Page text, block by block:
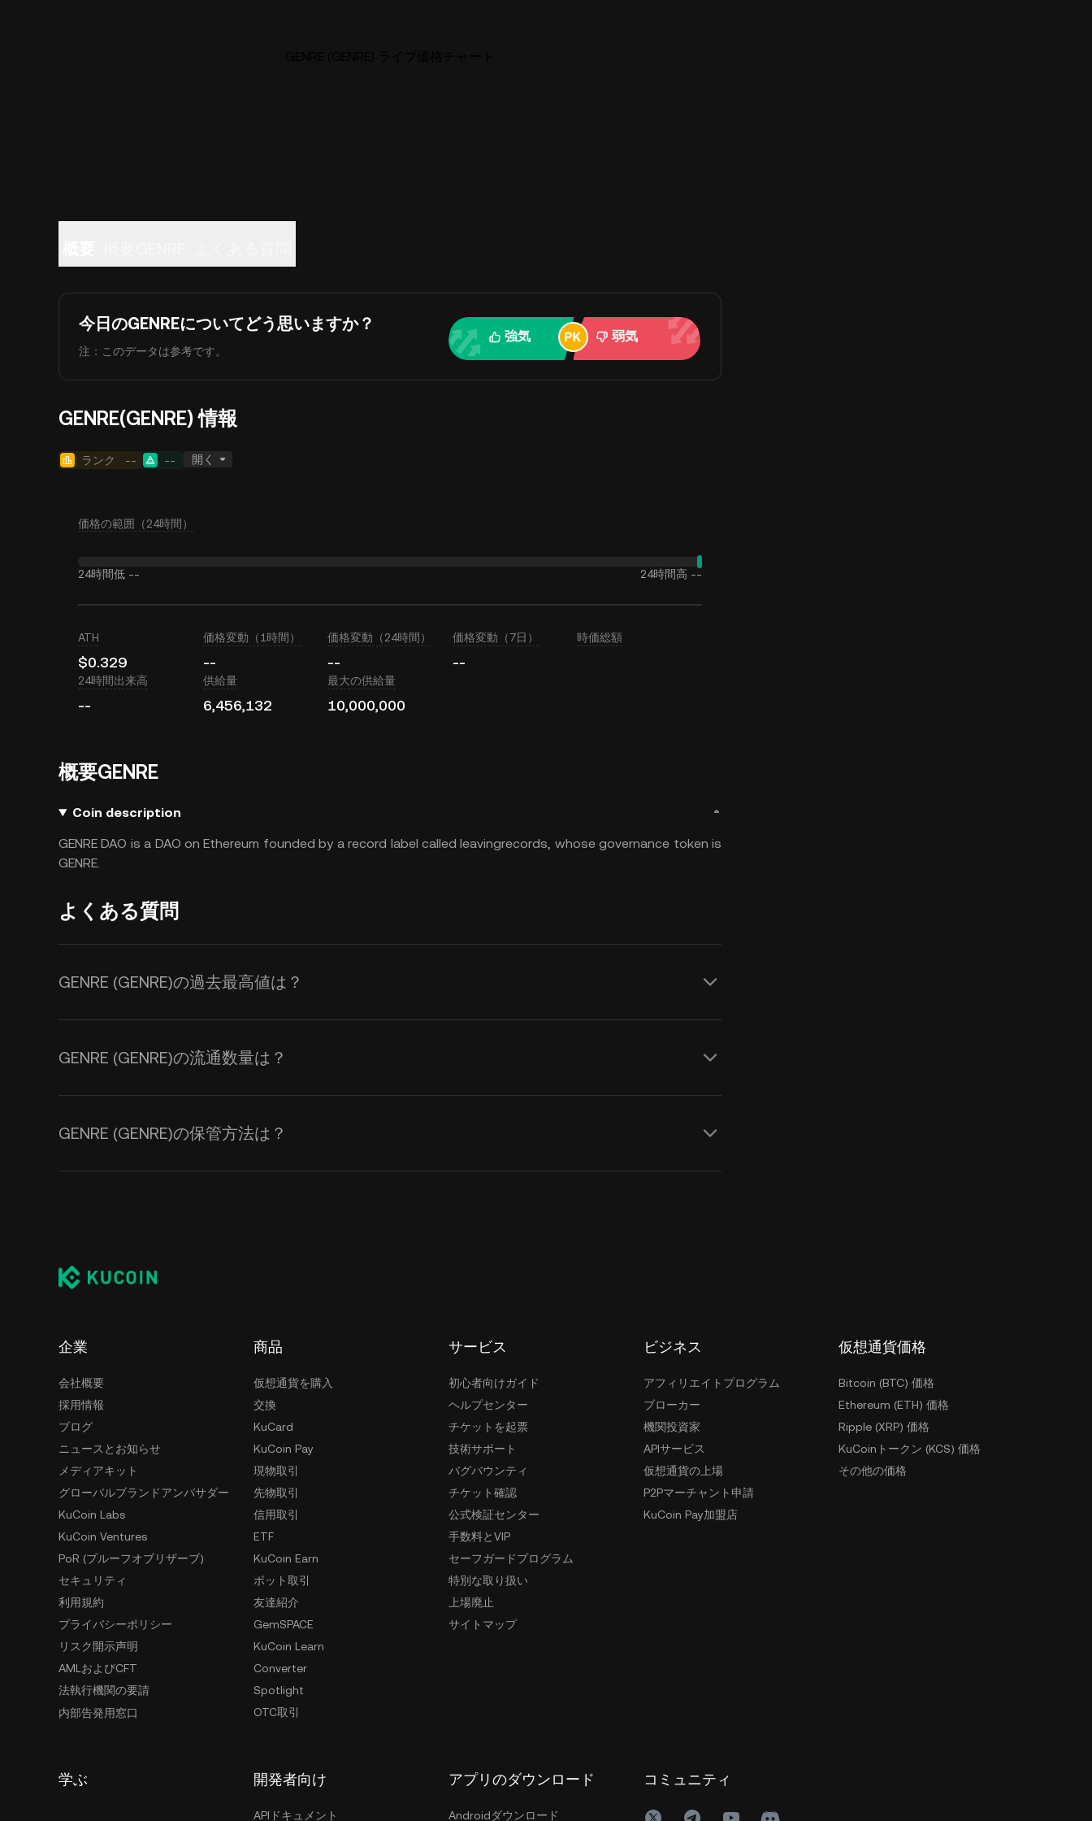
今日のGENREについてどう思いますか？
注：このデータは参考です。
強気 弱気
GENRE(GENRE) 情報
ランク -- -- 開く
価格の範囲（24時間）
24時間低 -- 24時間高 --
ATH
$0.329
価格変動（1時間）
--
価格変動（24時間）
--
価格変動（7日）
--
時価総額
24時間出来高
--
供給量
6,456,132
最大の供給量
10,000,000
概要GENRE
Coin description
GENRE DAO is a DAO on Ethereum founded by a record label called leavingrecords, whose governance token is
GENRE.
よくある質問
GENRE (GENRE)の過去最高値は？
GENRE (GENRE)の流通数量は？
GENRE (GENRE)の保管方法は？
企業
会社概要
採用情報
ブログ
ニュースとお知らせ
メディアキット
グローバルブランドアンバサダー
KuCoin Labs
KuCoin Ventures
PoR (プルーフオブリザーブ)
セキュリティ
利用規約
プライバシーポリシー
リスク開示声明
AMLおよびCFT
法執行機関の要請
内部告発用窓口
商品
仮想通貨を購入
交換
KuCard
KuCoin Pay
現物取引
先物取引
信用取引
ETF
KuCoin Earn
ボット取引
友達紹介
GemSPACE
KuCoin Learn
Converter
Spotlight
OTC取引
サービス
初心者向けガイド
ヘルプセンター
チケットを起票
技術サポート
バグバウンティ
チケット確認
公式検証センター
手数料とVIP
セーフガードプログラム
特別な取り扱い
上場廃止
サイトマップ
ビジネス
アフィリエイトプログラム
ブローカー
機関投資家
APIサービス
仮想通貨の上場
P2Pマーチャント申請
KuCoin Pay加盟店
仮想通貨価格
Bitcoin (BTC) 価格
Ethereum (ETH) 価格
Ripple (XRP) 価格
KuCoinトークン (KCS) 価格
その他の価格
学ぶ 開発者向け
APIドキュメント
アプリのダウンロード
Androidダウンロード
コミュニティ